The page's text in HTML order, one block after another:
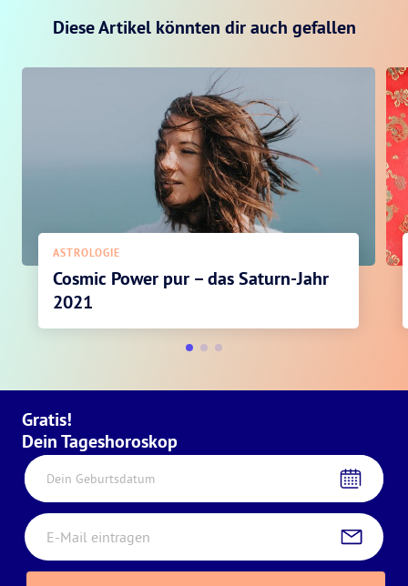
Diese Artikel könnten dir auch gefallen
ASTROLOGIE
Cosmic Power pur – das Saturn-Jahr
2021
Gratis!
Dein Tageshoroskop
Dein Geburtsdatum